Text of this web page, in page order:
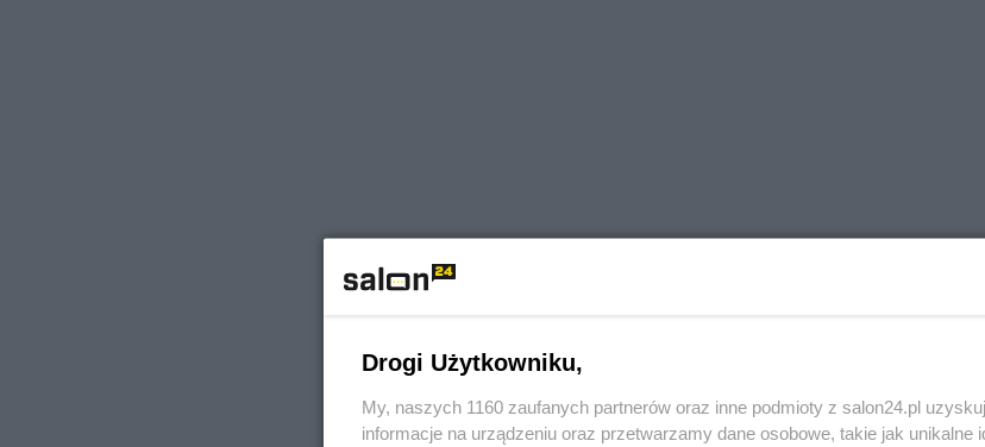
Drogi Użytkowniku,
My, naszych 1160 zaufanych partnerów oraz inne podmioty z salon24.pl
informacje na urządzeniu oraz przetwarzamy dane osobowe, takie jak unikalne